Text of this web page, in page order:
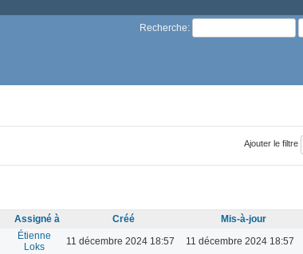
Recherche:
Ajouter le filtre
Assigné à Créé Mis-à-jour
Étienne
Loks
11 décembre 2024 18:57 11 décembre 2024 18:57